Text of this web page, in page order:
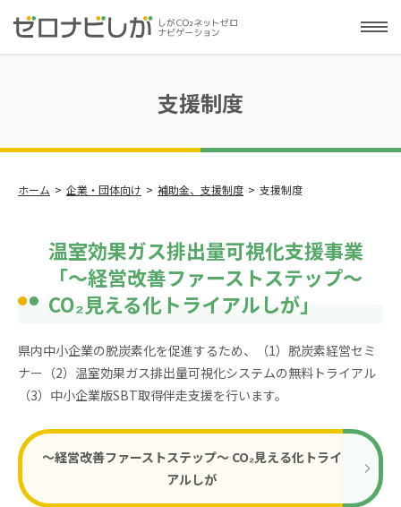
支援制度
ホーム 企業・団体向け 補助金、支援制度 支援制度
温室効果ガス排出量可視化支援事業
「～経営改善ファーストステップ～
CO₂見える化トライアルしが」
県内中小企業の脱炭素化を促進するため、（1）脱炭素経営セミ
ナー（2）温室効果ガス排出量可視化システムの無料トライアル
（3）中小企業版SBT取得伴走支援を行います。
～経営改善ファーストステップ～ CO₂見える化トライ
アルしが